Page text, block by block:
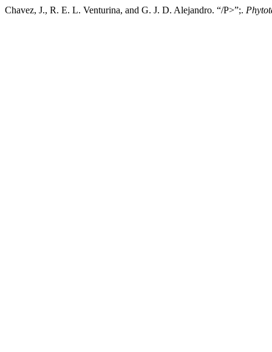
Chavez, J., R. E. L. Venturina, and G. J. D. Alejandro. “/P>”;.